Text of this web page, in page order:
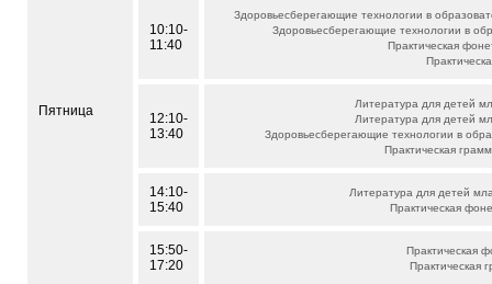
Пятница
10:10-
11:40
Здоровьесберегающие технологии в
Здоровьесберегающие технологии в
Практическая
12:10-
13:40
Литература для детей
Литература для детей
Здоровьесберегающие технологии в
Практическая
14:10-
15:40
Литература для детей
Практическая
15:50-
17:20
Практическая
Практическая